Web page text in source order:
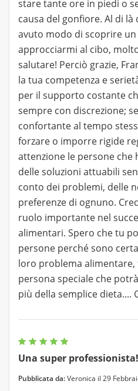
stare tante ore in piedi o
causa del gonfiore. Al di
avuto modo di scoprire
approcciarmi al cibo,
salutare! Perciò grazie,
la tua competenza e
per il supporto costante
sempre con discrezione;
confortante al tempo
forzare o imporre rigide
attenzione le persone
delle soluzioni attuabili
conto dei problemi, delle
preferenze di ognuno.
ruolo importante nel
alimentari. Spero che tu
persone perché sono
loro problema
persona speciale che
più della semplice dieta....
Una super
Pubblicata da:Veronica il 29